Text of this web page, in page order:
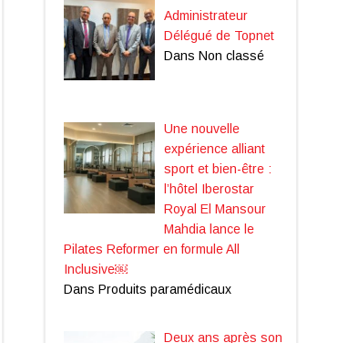
Administrateur
Délégué de Topnet
Dans Non classé
Une nouvelle
expérience alliant
sport et bien-être :
l’hôtel Iberostar
Royal El Mansour
Mahdia lance le
Pilates Reformer en formule All
Inclusive￼
Dans Produits paramédicaux
Deux ans après son